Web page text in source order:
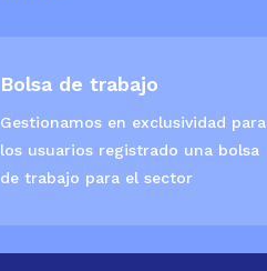
Bolsa de trabajo
Gestionamos en exclusividad para
los usuarios registrado una bolsa
de trabajo para el sector